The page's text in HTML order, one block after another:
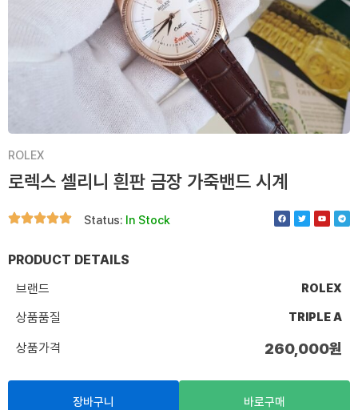
ROLEX
로렉스 셀리니 흰판 금장 가죽밴드 시계
Status: In Stock
F
a
c
T
w
i
Y
o
u
T
e
l
PRODUCT DETAILS
브랜드
ROLEX
상품품질 TRIPLE A
상품가격 260,000원
장바구니 바로구매